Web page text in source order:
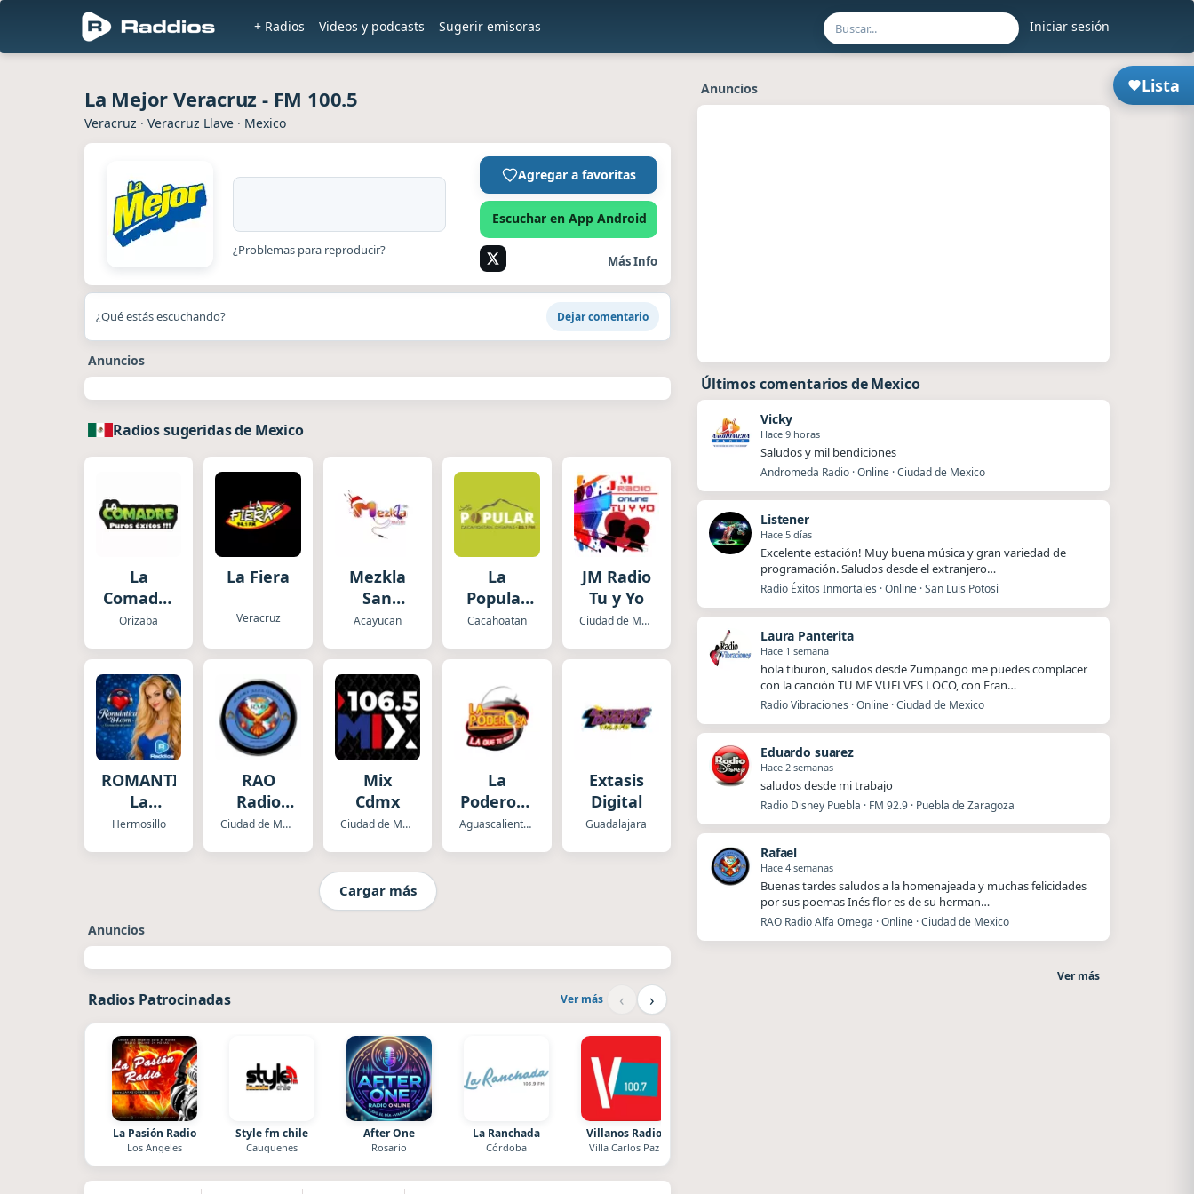
Iniciar sesión
+ Radios Videos y podcasts Sugerir emisoras
Lista
La Mejor Veracruz - FM 100.5
Veracruz · Veracruz Llave · Mexico
¿Problemas para reproducir?
Agregar a favoritas
Escuchar en App Android
Más Info
¿Qué estás escuchando? Dejar comentario
Anuncios
Radios sugeridas de Mexico
La
Comadre
Orizaba
Orizaba
La Fiera
Veracruz
Mezkla
San
Andrés
Acayucan
La
Popular
IMER
Cacahoatan
JM Radio
Tu y Yo
Ciudad de Mexico
ROMANTICA84COM
La
estación
Hermosillo
RAO
Radio
Alfa
Ciudad de Mexico
Mix
Cdmx
Ciudad de Mexico
La
Poderosa
Aguascalientes
Aguascalientes
Extasis
Digital
Guadalajara
Cargar más
Anuncios
Radios Patrocinadas Ver más ‹ ›
La Pasión Radio
Los Angeles
Style fm chile
Cauquenes
After One
Rosario
La Ranchada
Córdoba
Villanos Radio
Villa Carlos Paz
Anuncios
Últimos comentarios de Mexico
Vicky
Hace 9 horas
Saludos y mil bendiciones
Andromeda Radio · Online · Ciudad de Mexico
Listener
Hace 5 días
Excelente estación! Muy buena música y gran variedad de
programación. Saludos desde el extranjero…
Radio Éxitos Inmortales · Online · San Luis Potosi
Laura Panterita
Hace 1 semana
hola tiburon, saludos desde Zumpango me puedes complacer
con la canción TU ME VUELVES LOCO, con Fran…
Radio Vibraciones · Online · Ciudad de Mexico
Eduardo suarez
Hace 2 semanas
saludos desde mi trabajo
Radio Disney Puebla · FM 92.9 · Puebla de Zaragoza
Rafael
Hace 4 semanas
Buenas tardes saludos a la homenajeada y muchas felicidades
por sus poemas Inés flor es de su herman…
RAO Radio Alfa Omega · Online · Ciudad de Mexico
Ver más